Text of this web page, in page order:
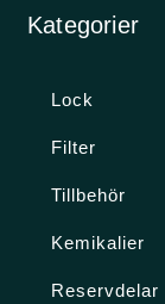
Kategorier
Lock
Filter
Tillbehör
Kemikalier
Reservdelar